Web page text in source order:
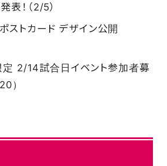
！（2/5）
ストカード デザイン公開
定 2/14試合日イベント参加者募
）